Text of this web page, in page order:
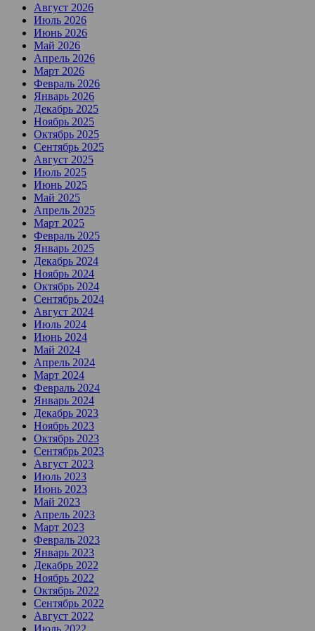
Август 2026
Июль 2026
Июнь 2026
Май 2026
Апрель 2026
Март 2026
Февраль 2026
Январь 2026
Декабрь 2025
Ноябрь 2025
Октябрь 2025
Сентябрь 2025
Август 2025
Июль 2025
Июнь 2025
Май 2025
Апрель 2025
Март 2025
Февраль 2025
Январь 2025
Декабрь 2024
Ноябрь 2024
Октябрь 2024
Сентябрь 2024
Август 2024
Июль 2024
Июнь 2024
Май 2024
Апрель 2024
Март 2024
Февраль 2024
Январь 2024
Декабрь 2023
Ноябрь 2023
Октябрь 2023
Сентябрь 2023
Август 2023
Июль 2023
Июнь 2023
Май 2023
Апрель 2023
Март 2023
Февраль 2023
Январь 2023
Декабрь 2022
Ноябрь 2022
Октябрь 2022
Сентябрь 2022
Август 2022
Июль 2022